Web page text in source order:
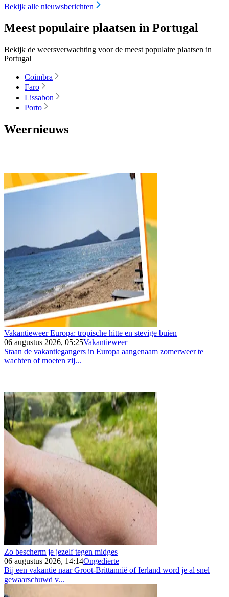
Bekijk alle nieuwsberichten
Meest populaire plaatsen in Portugal
Bekijk de weersverwachting voor de meest populaire plaatsen in
Portugal
Coimbra
Faro
Lissabon
Porto
Weernieuws
Vakantieweer Europa: tropische hitte en stevige buien
06 augustus 2026, 05:25Vakantieweer
Staan de vakantiegangers in Europa aangenaam zomerweer te
wachten of moeten zij...
Zo bescherm je jezelf tegen midges
06 augustus 2026, 14:14Ongedierte
Bij een vakantie naar Groot-Brittannië of Ierland word je al snel
gewaarschuwd v...